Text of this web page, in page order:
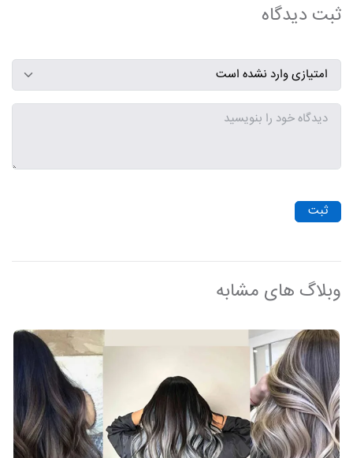
ثبت دیدگاه
ثبت
وبلاگ های مشابه